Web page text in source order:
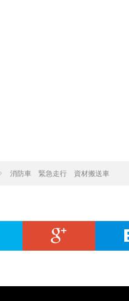
消防車 緊急走行 資材搬送車